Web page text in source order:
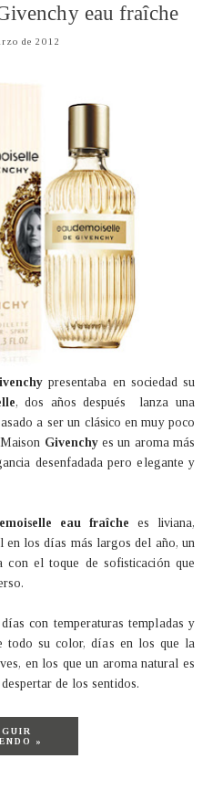
eau fraîche
de 2012
presentaba en sociedad su
, dos años después lanza una
a ser un clásico en muy poco
Givenchyes un aroma más
desenfadada pero elegante y
eau fraîche es liviana,
en los días más largos del año, un
con el toque de sofisticación que
con temperaturas templadas y
todo su color, días en los que la
en los que un aroma natural es
de los sentidos.
»